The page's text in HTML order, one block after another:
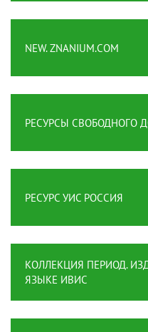
NEW. ZNANIUM.COM
РЕСУРСЫ СВОБОДНОГО
РЕСУРС УИС РОССИЯ
КОЛЛЕКЦИЯ ПЕРИОД.
ЯЗЫКЕ ИВИС